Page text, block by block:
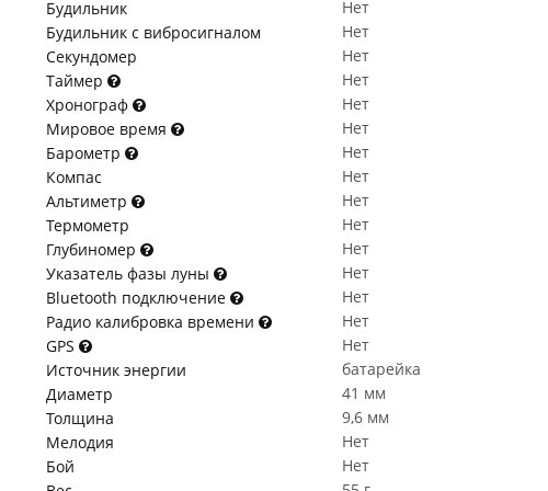
Будильник
Нет
Будильник с вибросигналом
Нет
Секундомер
Нет
Таймер
Нет
Хронограф
Нет
Мировое время
Нет
Барометр
Нет
Компас
Нет
Альтиметр
Нет
Термометр
Нет
Глубиномер
Нет
Указатель фазы луны
Нет
Bluetooth подключение
Нет
Радио калибровка времени
Нет
GPS
Нет
Источник энергии
батарейка
Диаметр
41 мм
Толщина
9,6 мм
Мелодия
Нет
Бой
Нет